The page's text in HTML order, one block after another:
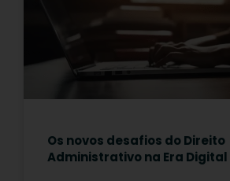
Os novos desafios do Direito
Administrativo na Era Digital